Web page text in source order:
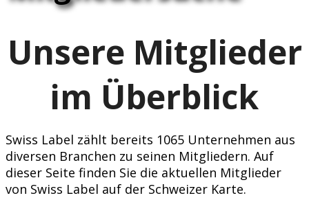
Unsere Mitglieder
im Überblick
Swiss Label zählt bereits 1065 Unternehmen aus
diversen Branchen zu seinen Mitgliedern. Auf
dieser Seite finden Sie die aktuellen Mitglieder
von Swiss Label auf der Schweizer Karte.